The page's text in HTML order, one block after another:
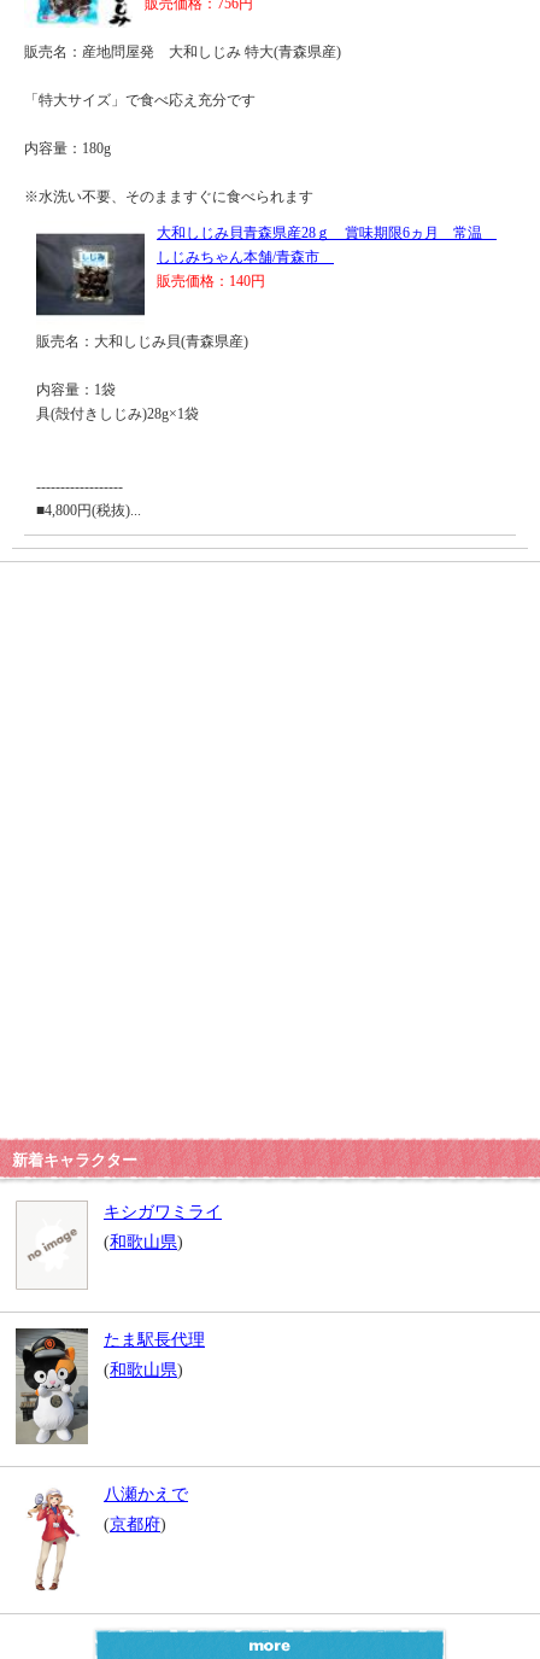
販売価格：756円
販売名：産地問屋発 大和しじみ 特大(青森県産)
「特大サイズ」で食べ応え充分です
内容量：180g
※水洗い不要、そのまますぐに食べられます
大和しじみ貝青森県産28ｇ 賞味期限6ヵ月 常温
しじみちゃん本舗/青森市
販売価格：140円
販売名：大和しじみ貝(青森県産)
内容量：1袋
具(殻付きしじみ)28g×1袋
------------------
■4,800円(税抜)...
新着キャラクター
キシガワミライ
(和歌山県)
たま駅長代理
(和歌山県)
八瀬かえで
(京都府)